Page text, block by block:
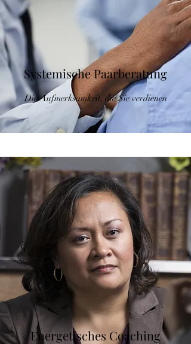
Systemische Paarberatung
Die Aufmerksamkeit, die Sie verdienen
Energetisches Coaching